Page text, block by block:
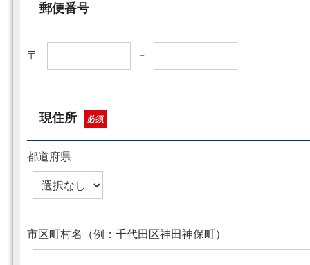
郵便番号
〒 -
現住所 必須
都道府県
市区町村名（例：千代田区神田神保町）